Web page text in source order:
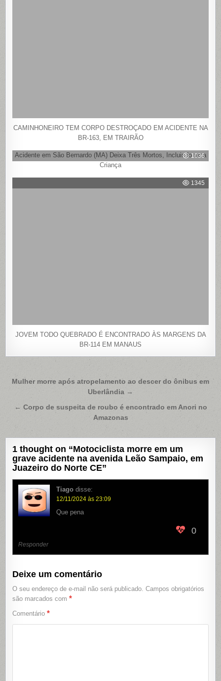
CAMINHONEIRO TEM CORPO DESTROÇADO EM ACIDENTE NA
BR-163, EM TRAIRÃO
1036
Acidente em São Bernardo (MA) Deixa Três Mortos, Incluindo uma
Criança
1345
JOVEM TODO QUEBRADO É ENCONTRADO ÀS MARGENS DA
BR-114 EM MANAUS
Navegação
Post
Mulher morre após atropelamento ao descer do ônibus em
Uberlândia →
← Corpo de suspeita de roubo é encontrado em Anori no
Amazonas
1 thought on “Motociclista morre em um
grave acidente na avenida Leão Sampaio, em
Juazeiro do Norte CE”
Tiago disse:
12/11/2024 às 23:09
Que pena
0
Responder
Deixe um comentário
O seu endereço de e-mail não será publicado. Campos obrigatórios
são marcados com*
Comentário*